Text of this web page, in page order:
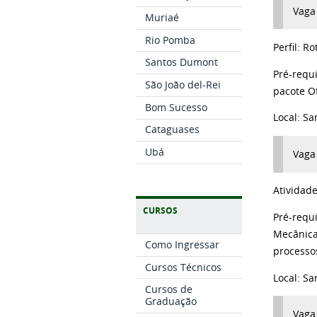
Muriaé
Rio Pomba
Santos Dumont
São João del-Rei
Bom Sucesso
Cataguases
Ubá
CURSOS
Como Ingressar
Cursos Técnicos
Cursos de
Graduação
Perfil:
Pré-
pacote
Local:
Pré-
Local: